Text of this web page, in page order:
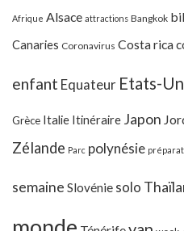
Afrique Alsace attractions Bangkok
Canaries Coronavirus Costa rica
enfant Equateur Etats-
Grèce Italie Itinéraire Japon
Zélande Parc polynésie
semaine Slovénie solo